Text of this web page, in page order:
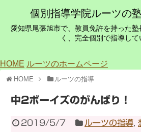
個別指導学院ルーツの
愛知県尾張旭市で、教員免許を持った
く、完全個別で指導して
HOME ルーツのホームページ
HOME ルーツの指導
中2ボーイズのがんばり！
2019/5/7 ルーツの指導 ,